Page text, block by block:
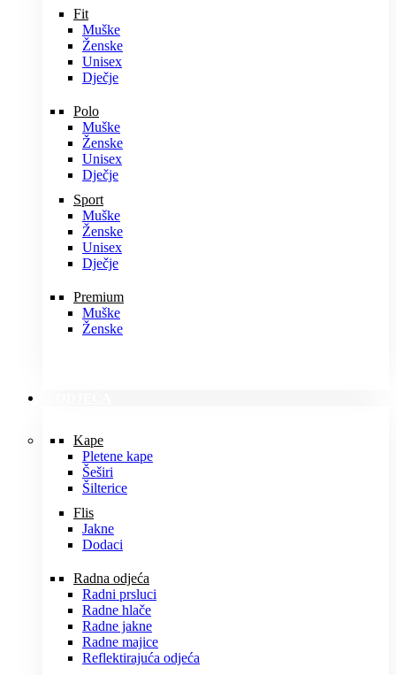
Fit
Muške
Ženske
Unisex
Dječje
Polo
Muške
Ženske
Unisex
Dječje
Sport
Muške
Ženske
Unisex
Dječje
Premium
Muške
Ženske
Kape
Pletene kape
Šeširi
Šilterice
Flis
Jakne
Dodaci
Radna odjeća
Radni prsluci
Radne hlače
Radne jakne
Radne majice
Reflektirajuća odjeća